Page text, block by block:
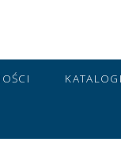
KATALOGI